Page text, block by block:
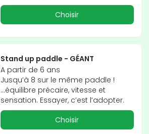
Choisir
Stand up paddle - GÉANT
A partir de 6 ans
Jusqu’à 8 sur le même paddle !
...équilibre précaire, vitesse et
sensation. Essayer, c’est l’adopter.
Choisir